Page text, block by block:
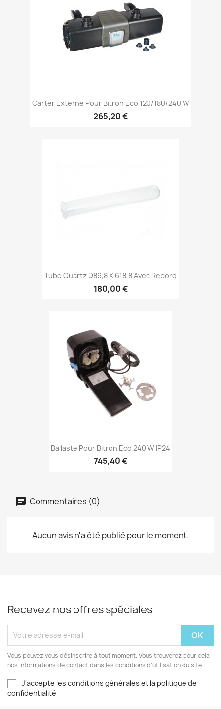
Carter Externe Pour Bitron Eco 120/180/240 W
265,20 €
Tube Quartz D89,8 X 618,8 Avec Rebord
180,00 €
Ballaste Pour Bitron Eco 240 W IP24
745,40 €
Commentaires (0)
Aucun avis n'a été publié pour le moment.
Recevez nos offres spéciales
Vous pouvez vous désinscrire à tout moment. Vous trouverez pour cela
nos informations de contact dans les conditions d'utilisation du site.
J'accepte les conditions générales et la politique de
confidentialité